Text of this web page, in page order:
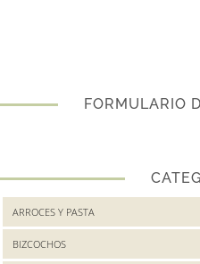
FORMULARIO
ARROCES Y PASTA
BIZCOCHOS